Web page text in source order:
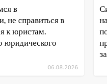
четыре
в
не справиться в
к юристам.
юридического
06.08.2026